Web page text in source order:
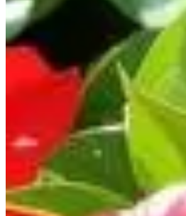
Assurer un arrosage
En juin, l'arrivée des températures
profondeur une fois par semaine
notamment lors des périodes
aident à réguler l'humidité grâce à
Identification des signes
Observez attentivement votre
tombantes ou un sol trop sec
Mise en place d’un
Pensez au paillage, une technique
besoins en arrosage et contribue